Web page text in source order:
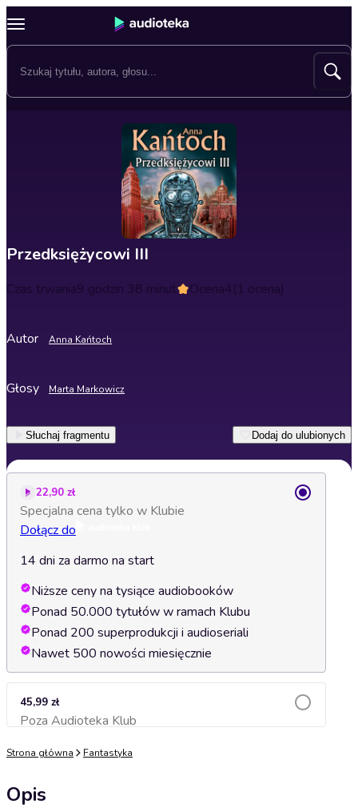
Przedksiężycowi III
Czas trwania9 godzin 38 minut Ocena4(1 ocena)
Autor Anna Kańtoch
Głosy Marta Markowicz
Słuchaj fragmentu Dodaj do ulubionych
22,90 zł
Specjalna cena tylko w Klubie
Dołącz do
14 dni za darmo na start
Niższe ceny na tysiące audiobooków
Ponad 50.000 tytułów w ramach Klubu
Ponad 200 superprodukcji i audioseriali
Nawet 500 nowości miesięcznie
45,99 zł
Poza Audioteka KlubDodaj do koszyka
Strona główna Fantastyka
Opis